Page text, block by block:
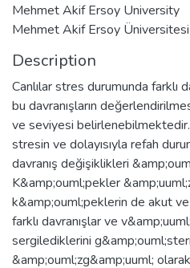
Mehmet Akif Ersoy University
Mehmet Akif Ersoy Üniversitesi
Description
Canlılar stres durumunda farklı
bu davranışların
ve seviyesi
stresin ve dolayısıyla refah
davranış değişiklikleri
K&amp;ouml;pekler
k&amp;ouml;peklerin de akut
farklı davranışlar ve
sergilediklerini
&amp;ouml;zg&amp;uuml;